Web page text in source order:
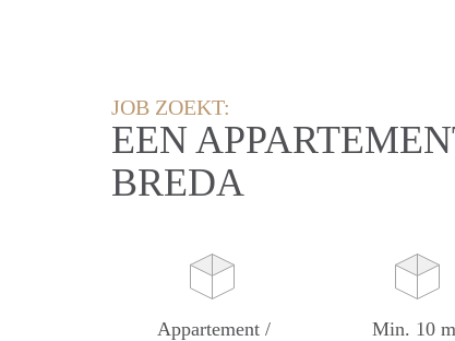
JOB ZOEKT:
EEN
BREDA
Appartement /
Min. 10